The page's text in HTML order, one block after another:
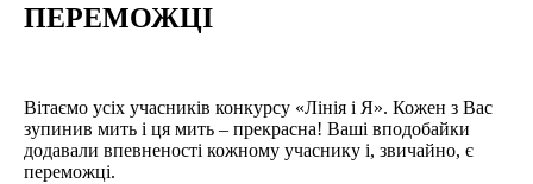
ПЕРЕМОЖЦІ
Вітаємо усіх учасників конкурсу «Лінія і Я». Кожен з Вас
зупинив мить і ця мить – прекрасна! Ваші вподобайки
додавали впевненості кожному учаснику і, звичайно, є
переможці.